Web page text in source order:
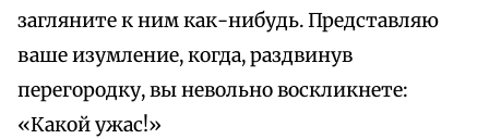
загляните к ним как-нибудь. Представляю
ваше изумление, когда, раздвинув
перегородку, вы невольно воскликнете:
«Какой ужас!»